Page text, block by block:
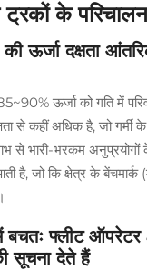
ट्रकों के
की ऊर्जा दक्षता
ऊर्जा को गति में
से कहीं अधिक है, जो गर्मी
से भारी-भरकम अनुप्रयोगों
है, जो कि क्षेत्र के बेंचमार्क
में बचतः फ्लीट
सूचना देते हैं